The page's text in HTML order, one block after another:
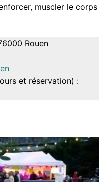
muscler le corps
Rouen
et réservation) :